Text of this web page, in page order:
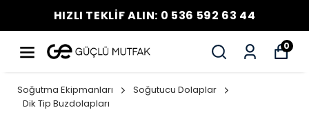
HIZLI TEKLİF ALIN: 0 536 592 63 44
0
Soğutma Ekipmanları
Soğutucu Dolaplar
Dik Tip Buzdolapları